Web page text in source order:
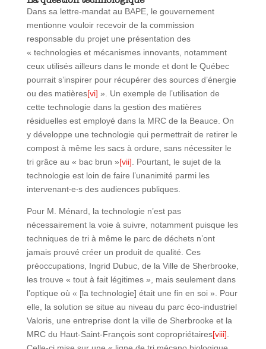
Dans sa lettre-mandat au BAPE, le gouvernement
mentionne vouloir recevoir de la commission
responsable du projet une présentation des
« technologies et mécanismes innovants, notamment
ceux utilisés ailleurs dans le monde et dont le Québec
pourrait s’inspirer pour récupérer des sources d’énergie
ou des matières[vi] ». Un exemple de l’utilisation de
cette technologie dans la gestion des matières
résiduelles est employé dans la MRC de la Beauce. On
y développe une technologie qui permettrait de retirer le
compost à même les sacs à ordure, sans nécessiter le
tri grâce au « bac brun »[vii] . Pourtant, le sujet de la
technologie est loin de faire l’unanimité parmi les
intervenant‧e‧s des audiences publiques.
Pour M. Ménard, la technologie n’est pas
nécessairement la voie à suivre, notamment puisque les
techniques de tri à même le parc de déchets n’ont
jamais prouvé créer un produit de qualité. Ces
préoccupations, Ingrid Dubuc, de la Ville de Sherbrooke,
les trouve « tout à fait légitimes », mais seulement dans
l’optique où « [la technologie] était une fin en soi ». Pour
elle, la solution se situe au niveau du parc éco-industriel
Valoris, une entreprise dont la ville de Sherbrooke et la
MRC du Haut-Saint-François sont copropriétaires[viii]